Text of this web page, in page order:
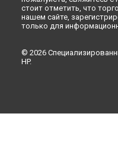
стоит отметить, что
нашем сайте,
только для
© 2026
HP.